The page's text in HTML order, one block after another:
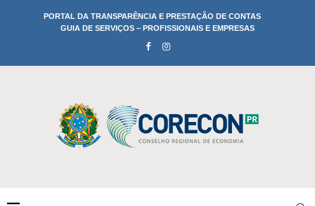
PORTAL DA TRANSPARÊNCIA E PRESTAÇÃO DE CONTAS
GUIA DE SERVIÇOS – PROFISSIONAIS E EMPRESAS